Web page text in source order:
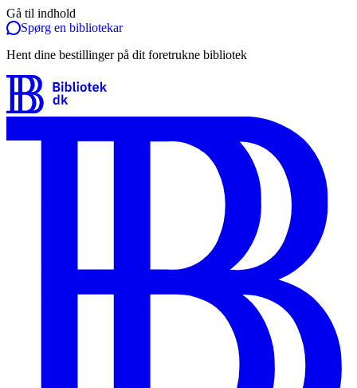
Gå til indhold
Spørg en bibliotekar
Hent dine bestillinger på dit foretrukne bibliotek